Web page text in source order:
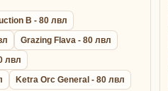
B - 80 лвл
Grazing Flava - 80 лвл
лвл
Ketra Orc General - 80 лвл